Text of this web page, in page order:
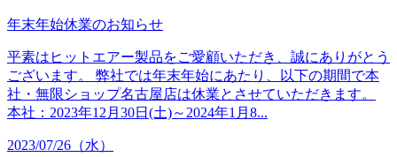
年末年始休業のお知らせ
平素はヒットエアー製品をご愛顧いただき、誠にありがとう
ございます。 弊社では年末年始にあたり、以下の期間で本
社・無限ショップ名古屋店は休業とさせていただきます。
本社：2023年12月30日(土)～2024年1月8...
2023/07/26（水）